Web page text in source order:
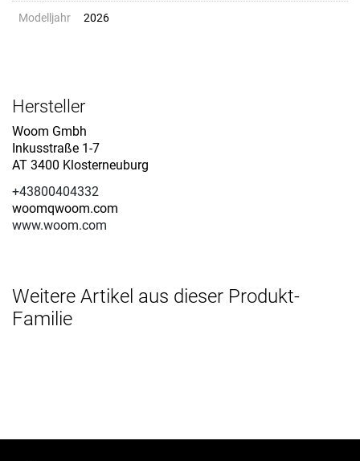
Modelljahr 2026
Hersteller
Woom Gmbh
Inkusstraße 1-7
AT 3400 Klosterneuburg
+43800404332
woomqwoom.com
www.woom.com
Weitere Artikel aus dieser Produkt-
Familie